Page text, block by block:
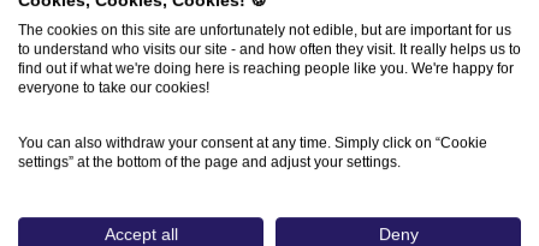
Adobe® After Effects® Basics…
The cookies on this site are unfortunately not edible, but are important for us
to understand who visits our site - and how often they visit. It really helps us to
find out if what we're doing here is reaching people like you. We're happy for
everyone to take our cookies!
You can also withdraw your consent at any time. Simply click on “Cookie
settings” at the bottom of the page and adjust your settings.
Accept all Deny